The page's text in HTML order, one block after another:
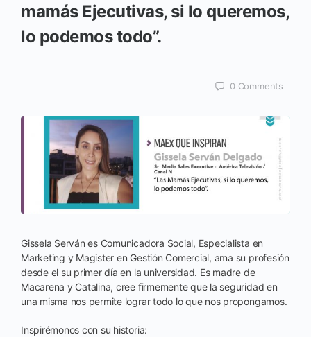
mamás Ejecutivas, si lo queremos,
lo podemos todo”.
0 Comments
Gissela Serván es Comunicadora Social, Especialista en
Marketing y Magister en Gestión Comercial, ama su profesión
desde el su primer día en la universidad. Es madre de
Macarena y Catalina, cree firmemente que la seguridad en
una misma nos permite lograr todo lo que nos propongamos.
Inspirémonos con su historia: